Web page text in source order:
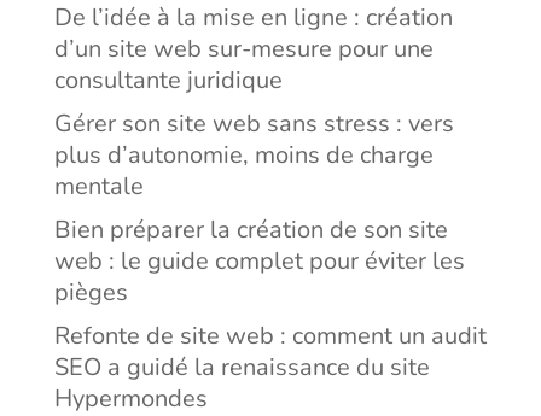
De l’idée à la mise en ligne : création
d’un site web sur-mesure pour une
consultante juridique
Gérer son site web sans stress : vers
plus d’autonomie, moins de charge
mentale
Bien préparer la création de son site
web : le guide complet pour éviter les
pièges
Refonte de site web : comment un audit
SEO a guidé la renaissance du site
Hypermondes